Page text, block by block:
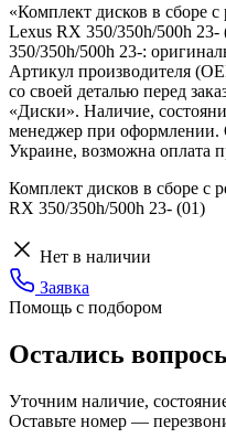
«Комплект дисков в сборе
Lexus RX 350/350h/500h
350/350h/500h 23-:
Артикул производителя
со своей деталью перед
«Диски». Наличие,
менеджер при
Украине, возможна оплата
Комплект дисков в сборе с
RX 350/350h/500h 23- (01)
Нет в наличии
Заявка
Помощь с подбором
Остались
Уточним наличие,
Оставьте номер —